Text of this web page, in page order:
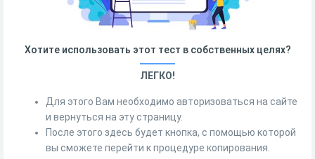
Хотите использовать этот тест в собственных целях?
ЛЕГКО!
Для этого Вам необходимо авторизоваться на сайте
и вернуться на эту страницу.
После этого здесь будет кнопка, с помощью которой
вы сможете перейти к процедуре копирования.